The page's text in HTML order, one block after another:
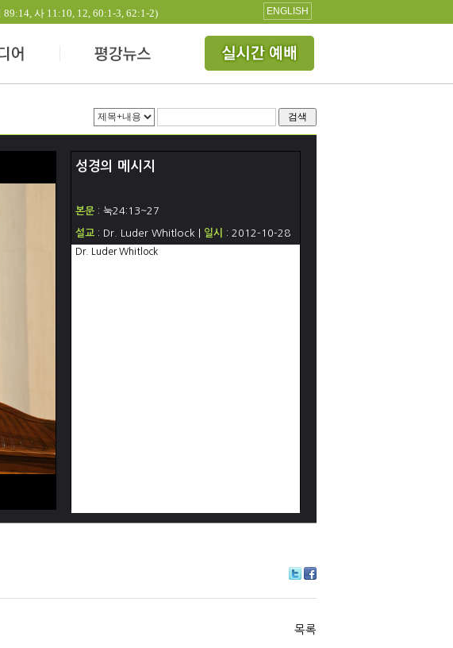
사 11:10, 12, 60:1-3, 62:1-2) ENGLISH
검색
성경의 메시지
본문 : 눅24:13~27
설교 : Dr. Luder Whitlock | 일시 : 2012-10-28
Dr. Luder Whitlock
itte ce
ok
목록